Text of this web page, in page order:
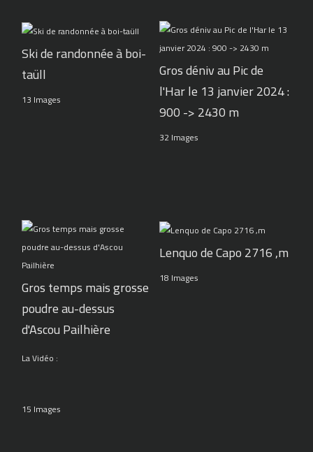
Ski de randonnée à boi-
taüll
13 Images
Gros déniv au Pic de
l'Har le 13 janvier 2024 :
900 -> 2430 m
32 Images
Gros temps mais grosse
poudre au-dessus
d'Ascou Pailhière
La Vidéo :
15 Images
Lenquo de Capo 2716 ,m
18 Images